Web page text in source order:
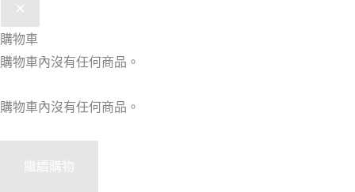
購物車
購物車內沒有任何商品。
購物車內沒有任何商品。
繼續購物